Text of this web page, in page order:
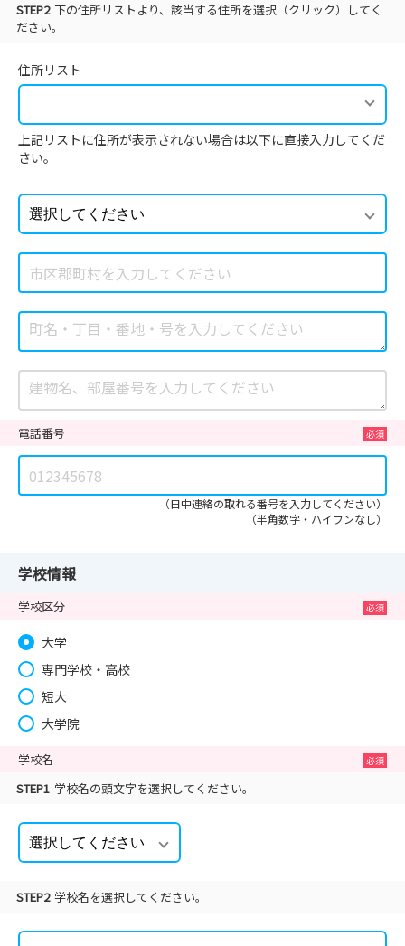
STEP2 下の住所リストより、該当する住所を選択（クリック）してく
ださい。
住所リスト
上記リストに住所が表示されない場合は以下に直接入力してくだ
さい。
電話番号
（日中連絡の取れる番号を入力してください）
（半角数字・ハイフンなし）
学校情報
学校区分
大学
専門学校・高校
短大
大学院
学校名
STEP1 学校名の頭文字を選択してください。
STEP2 学校名を選択してください。